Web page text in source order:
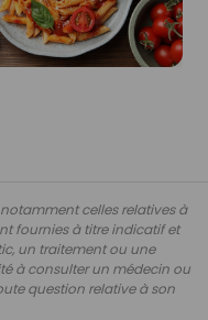
celles relatives à
fournies à titre indicatif et
un traitement ou une
à consulter un médecin ou
question relative à son